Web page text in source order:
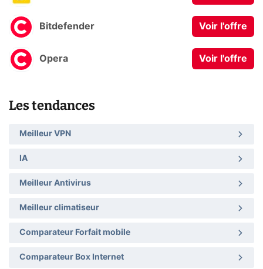
Bitdefender Voir l'offre
Opera Voir l'offre
Les tendances
Meilleur VPN
IA
Meilleur Antivirus
Meilleur climatiseur
Comparateur Forfait mobile
Comparateur Box Internet